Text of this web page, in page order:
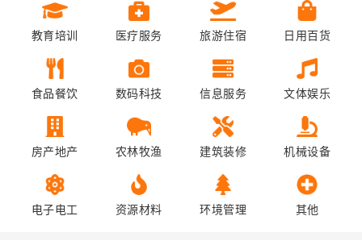
教育培训 医疗服务 旅游住宿 日用百货
食品餐饮 数码科技 信息服务 文体娱乐
房产地产 农林牧渔 建筑装修 机械设备
电子电工 资源材料 环境管理 其他